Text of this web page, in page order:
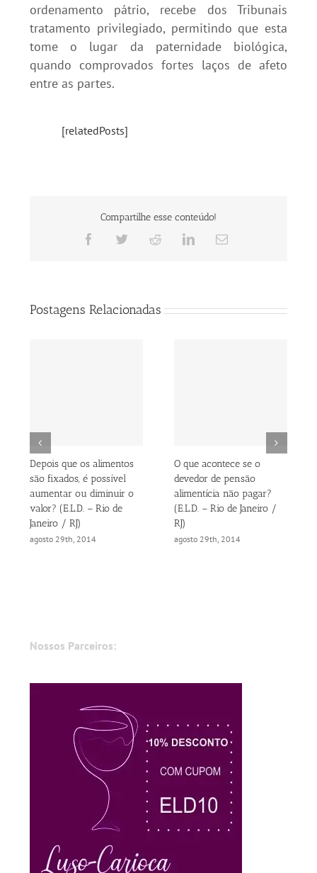
ordenamento pátrio, recebe dos Tribunais
tratamento privilegiado, permitindo que esta
tome o lugar da paternidade biológica,
quando comprovados fortes laços de afeto
entre as partes.
[relatedPosts]
Compartilhe esse conteúdo!
FacebookTwitterRedditLinkedIn
E-
Postagens Relacionadas
Depois que os alimentos
são fixados, é possível
aumentar ou diminuir o
valor? (E.L.D. – Rio de
Janeiro / RJ)
agosto 29th, 2014
O que acontece se o
devedor de pensão
alimentícia não pagar?
(E.L.D. – Rio de Janeiro /
RJ)
agosto 29th, 2014
Nossos Parceiros: